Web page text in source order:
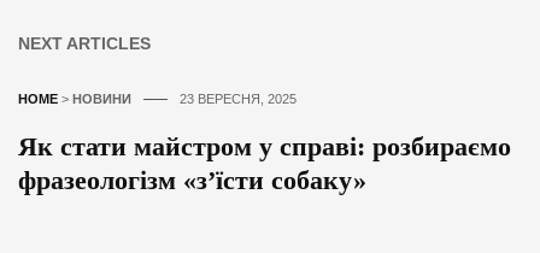
NEXT ARTICLES
HOME > НОВИНИ 23 ВЕРЕСНЯ, 2025
Як стати майстром у справі: розбираємо
фразеологізм «з’їсти собаку»